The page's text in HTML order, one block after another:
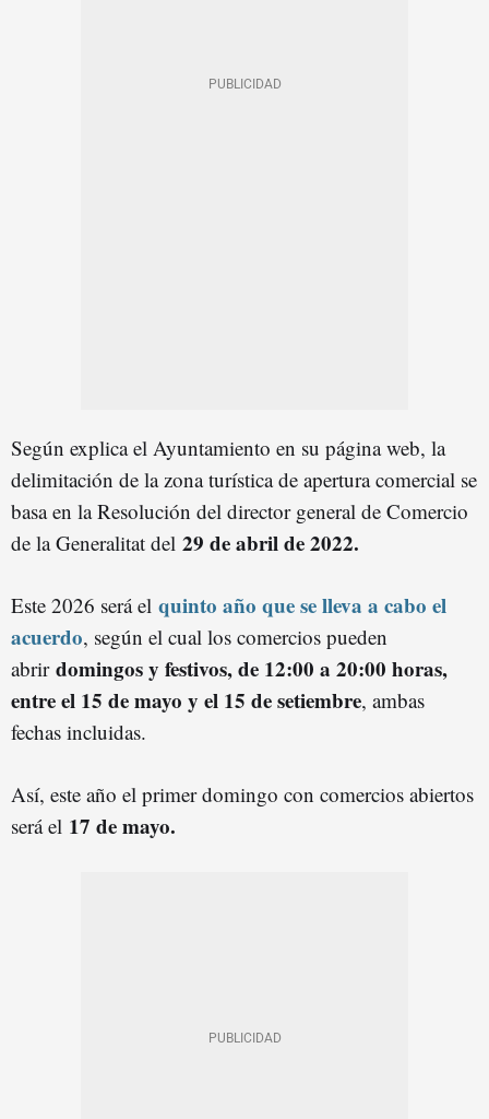
Según explica el Ayuntamiento en su página web, la
delimitación de la zona turística de apertura comercial se
basa en la Resolución del director general de Comercio
de la Generalitat del 29 de abril de 2022.
Este 2026 será el quinto año que se lleva a cabo el
acuerdo, según el cual los comercios pueden
abrir domingos y festivos, de 12:00 a 20:00 horas,
entre el 15 de mayo y el 15 de setiembre, ambas
fechas incluidas.
Así, este año el primer domingo con comercios abiertos
será el 17 de mayo.